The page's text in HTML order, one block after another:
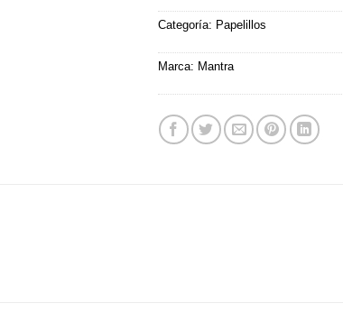
Categoría: Papelillos
Marca: Mantra